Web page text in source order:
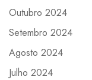
Outubro 2024
Setembro 2024
Agosto 2024
Julho 2024